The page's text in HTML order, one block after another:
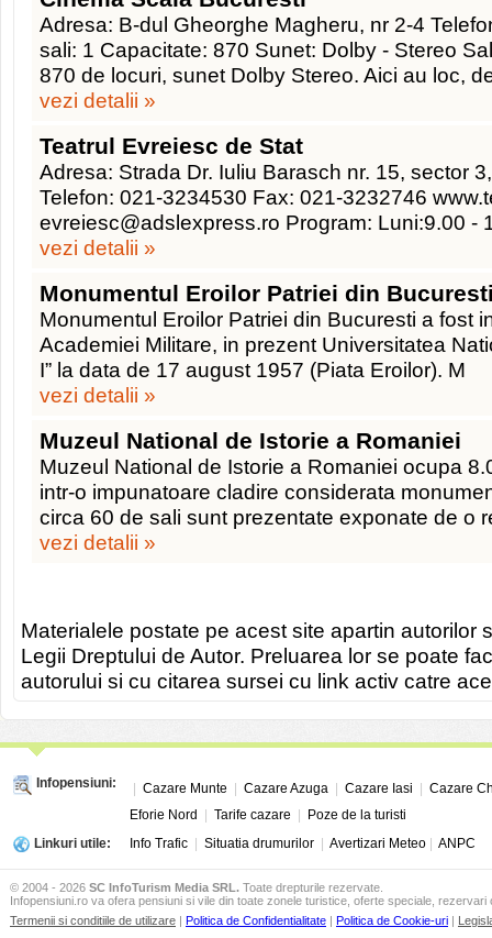
Adresa: B-dul Gheorghe Magheru, nr 2-4
sali: 1 Capacitate: 870 Sunet: Dolby - Stereo
870 de locuri, sunet Dolby Stereo. Aici au loc,
vezi detalii »
Teatrul Evreiesc de Stat
Adresa: Strada Dr. Iuliu Barasch nr. 15, sector
Telefon: 021-3234530 Fax: 021-3232746
evreiesc@adslexpress.ro Program: Luni:9.00 -
vezi detalii »
Monumentul Eroilor Patriei din
Monumentul Eroilor Patriei din Bucuresti a fost
Academiei Militare, in prezent Universitatea
I” la data de 17 august 1957 (Piata Eroilor). M
vezi detalii »
Muzeul National de Istorie a Romaniei
Muzeul National de Istorie a Romaniei ocupa
intr-o impunatoare cladire considerata
circa 60 de sali sunt prezentate exponate de o
vezi detalii »
Materialele postate pe acest site apartin autorilor
Legii Dreptului de Autor. Preluarea lor se poate
autorului si cu citarea sursei cu link activ catre
Infopensiuni: Cazare Munte Cazare Azuga Cazare Iasi
Cazare
Eforie Nord
Tarife cazare
Poze de la turisti
Linkuri utile:
Info Trafic Situatia drumurilor Avertizari Meteo ANPC
© 2004 - 2026 SC InfoTurism Media SRL. Toate drepturile rezervate.
Infopensiuni.ro va ofera pensiuni si vile din toate zonele turistice, oferte speciale, rezervari
Termenii si conditiile de utilizare | Politica de Confidentialitate | Politica de Cookie-uri |